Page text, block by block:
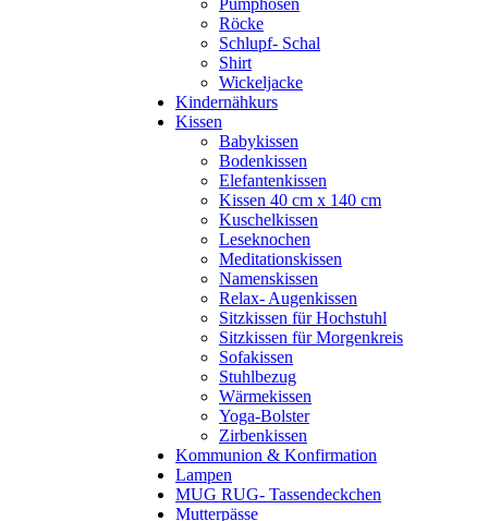
Röcke
Schlupf- Schal
Shirt
Wickeljacke
Kindernähkurs
Kissen
Babykissen
Bodenkissen
Elefantenkissen
Kissen 40 cm x 140 cm
Kuschelkissen
Leseknochen
Meditationskissen
Namenskissen
Relax- Augenkissen
Sitzkissen für Hochstuhl
Sitzkissen für Morgenkreis
Sofakissen
Stuhlbezug
Wärmekissen
Yoga-Bolster
Zirbenkissen
Kommunion & Konfirmation
Lampen
MUG RUG- Tassendeckchen
Mutterpässe